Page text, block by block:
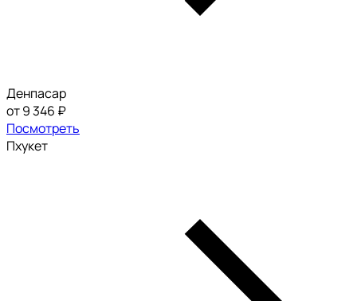
Денпасар
от 9 346 ₽
Посмотреть
Пхукет